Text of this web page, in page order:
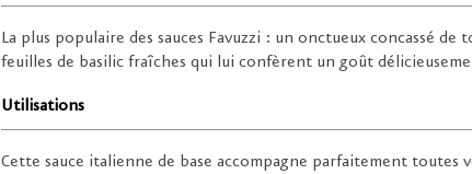
La plus populaire des sauces Favuzzi : un onctueux concassé de
feuilles de basilic fraîches qui lui confèrent un goût
Utilisations
Cette sauce italienne de base accompagne parfaitement toutes